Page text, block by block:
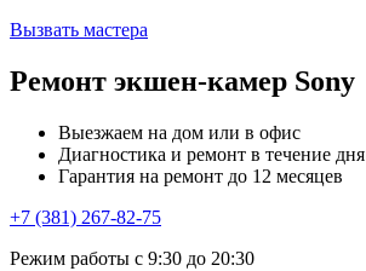
Вызвать мастера
Ремонт экшен-камер Sony
Выезжаем на дом или в офис
Диагностика и ремонт в течение дня
Гарантия на ремонт до 12 месяцев
+7 (381) 267-82-75
Режим работы с 9:30 до 20:30